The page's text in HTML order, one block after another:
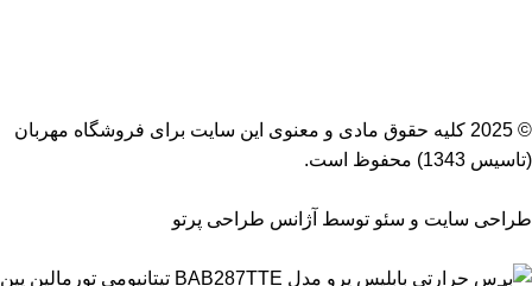
© 2025 کلیه حقوق مادی و معنوی این سایت برای
فروشگاه مهربان
(تاسیس 1343) محفوظ است.
طراحی سایت و سئو توسط آژانس طراحی پرتو